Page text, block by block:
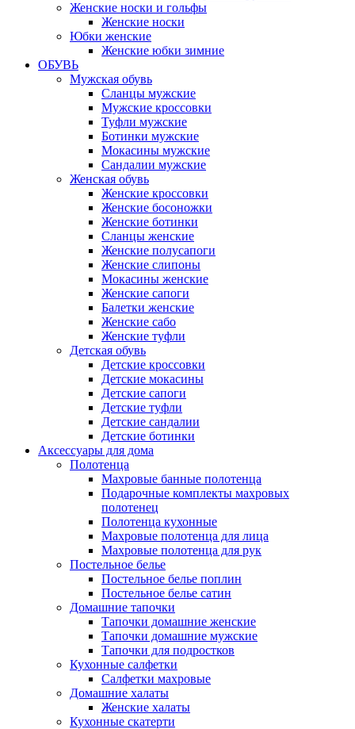
Женские носки и гольфы
Женские носки
Юбки женские
Женские юбки зимние
ОБУВЬ
Мужская обувь
Сланцы мужские
Мужские кроссовки
Туфли мужские
Ботинки мужские
Мокасины мужские
Сандалии мужские
Женская обувь
Женские кроссовки
Женские босоножки
Женские ботинки
Сланцы женские
Женские полусапоги
Женские слипоны
Мокасины женские
Женские сапоги
Балетки женские
Женские сабо
Женские туфли
Детская обувь
Детские кроссовки
Детские мокасины
Детские сапоги
Детские туфли
Детские сандалии
Детские ботинки
Аксессуары для дома
Полотенца
Махровые банные полотенца
Подарочные комплекты махровых
полотенец
Полотенца кухонные
Махровые полотенца для лица
Махровые полотенца для рук
Постельное белье
Постельное белье поплин
Постельное белье сатин
Домашние тапочки
Тапочки домашние женские
Тапочки домашние мужские
Тапочки для подростков
Кухонные салфетки
Салфетки махровые
Домашние халаты
Женские халаты
Кухонные скатерти